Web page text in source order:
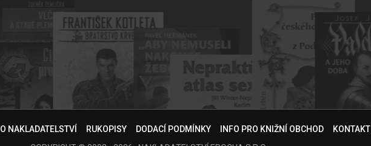
O NAKLADATELSTVÍ RUKOPISY DODACÍ PODMÍNKY INFO PRO KNIŽNÍ OBCHOD
KONTAKT